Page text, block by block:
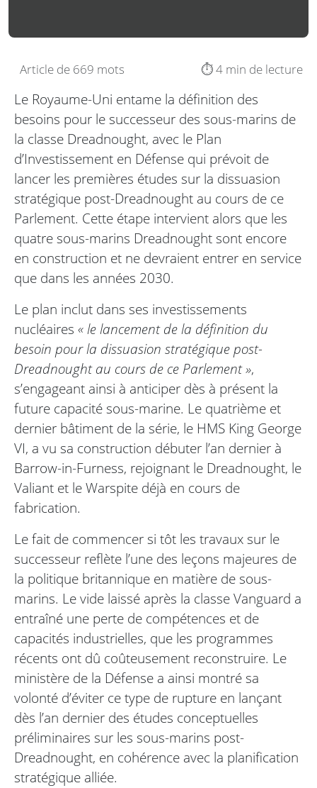
Article de 669 mots ⏱️ 4 min de lecture
Le Royaume-Uni entame la définition des
besoins pour le successeur des sous-marins de
la classe Dreadnought, avec le Plan
d’Investissement en Défense qui prévoit de
lancer les premières études sur la dissuasion
stratégique post-Dreadnought au cours de ce
Parlement. Cette étape intervient alors que les
quatre sous-marins Dreadnought sont encore
en construction et ne devraient entrer en service
que dans les années 2030.
Le plan inclut dans ses investissements
nucléaires « le lancement de la définition du
besoin pour la dissuasion stratégique post-
Dreadnought au cours de ce Parlement »,
s’engageant ainsi à anticiper dès à présent la
future capacité sous-marine. Le quatrième et
dernier bâtiment de la série, le HMS King George
VI, a vu sa construction débuter l’an dernier à
Barrow-in-Furness, rejoignant le Dreadnought, le
Valiant et le Warspite déjà en cours de
fabrication.
Le fait de commencer si tôt les travaux sur le
successeur reflète l’une des leçons majeures de
la politique britannique en matière de sous-
marins. Le vide laissé après la classe Vanguard a
entraîné une perte de compétences et de
capacités industrielles, que les programmes
récents ont dû coûteusement reconstruire. Le
ministère de la Défense a ainsi montré sa
volonté d’éviter ce type de rupture en lançant
dès l’an dernier des études conceptuelles
préliminaires sur les sous-marins post-
Dreadnought, en cohérence avec la planification
stratégique alliée.